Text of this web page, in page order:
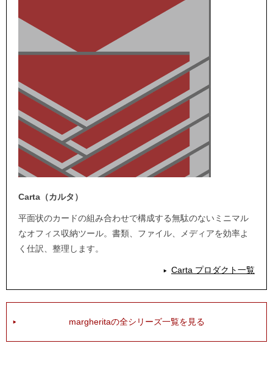
Carta（カルタ）
平面状のカードの組み合わせで構成する無駄のないミニマル
なオフィス収納ツール。書類、ファイル、メディアを効率よ
く仕訳、整理します。
Carta プロダクト一覧
margheritaの全シリーズ一覧を見る